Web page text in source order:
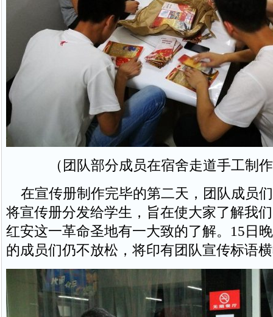
（团队部分成员在宿舍走道手工制
在宣传册制作完毕的第二天，团队成员
将宣传册分发给学生，旨在使大家了解我
红安这一革命圣地有一大致的了解。15日
的成员们仍不放松，将印有团队宣传标语